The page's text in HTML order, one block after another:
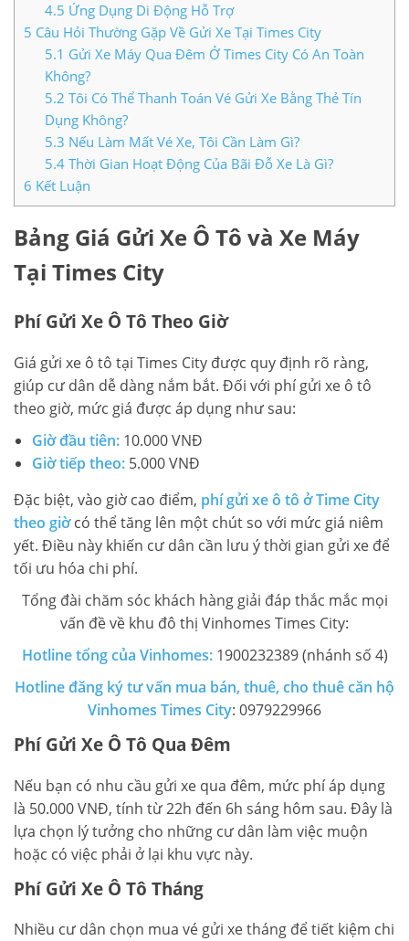
4.5 Ứng Dụng Di Động Hỗ Trợ
5 Câu Hỏi Thường Gặp Về Gửi Xe Tại Times City
5.1 Gửi Xe Máy Qua Đêm Ở Times City Có An Toàn
Không?
5.2 Tôi Có Thể Thanh Toán Vé Gửi Xe Bằng Thẻ Tín
Dụng Không?
5.3 Nếu Làm Mất Vé Xe, Tôi Cần Làm Gì?
5.4Thời Gian Hoạt Động Của Bãi Đỗ Xe Là Gì?
6 Kết Luận
Bảng Giá Gửi Xe Ô Tô và Xe Máy
Tại Times City
Phí Gửi Xe Ô Tô Theo Giờ
Giá gửi xe ô tô tại Times City được quy định rõ ràng,
giúp cư dân dễ dàng nắm bắt. Đối với phí gửi xe ô tô
theo giờ, mức giá được áp dụng như sau:
Giờ đầu tiên: 10.000 VNĐ
Giờ tiếp theo: 5.000 VNĐ
Đặc biệt, vào giờ cao điểm, phí gửi xe ô tô ở Time City
theo giờcó thể tăng lên một chút so với mức giá niêm
yết. Điều này khiến cư dân cần lưu ý thời gian gửi xe để
tối ưu hóa chi phí.
Tổng đài chăm sóc khách hàng giải đáp thắc mắc mọi
vấn đề về khu đô thị Vinhomes Times City:
Hotline tổng của Vinhomes:1900232389 (nhánh số 4)
Hotline đăng ký tư vấn mua bán, thuê, cho thuê căn hộ
Vinhomes Times City: 0979229966
Phí Gửi Xe Ô Tô Qua Đêm
Nếu bạn có nhu cầu gửi xe qua đêm, mức phí áp dụng
là 50.000 VNĐ, tính từ 22h đến 6h sáng hôm sau. Đây là
lựa chọn lý tưởng cho những cư dân làm việc muộn
hoặc có việc phải ở lại khu vực này.
Phí Gửi Xe Ô Tô Tháng
Nhiều cư dân chọn mua vé gửi xe tháng để tiết kiệm chi